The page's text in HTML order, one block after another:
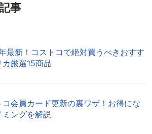
事
最新！コストコで絶対買うべきおすす
カ厳選15商品
コ会員カード更新の裏ワザ！お得にな
ミングを解説